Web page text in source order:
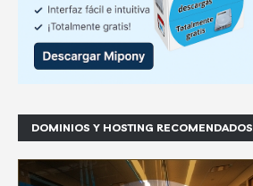
DOMINIOS Y HOSTING RECOMENDADOS